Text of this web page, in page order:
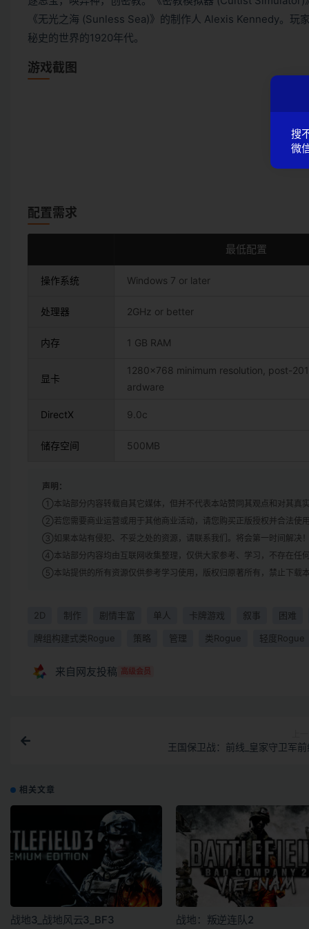
《无光之海 (Sunless Sea)》的制作人 Alexis Kennedy。玩
秘史的世界的1920年代。
游戏截图
配置需求
最低配置
操作系统 Windows 7 or later
处理器 2GHz or better
内存 1 GB RAM
显卡
1280×768 minimum resolution, post-
ardware
DirectX 9.0c
储存空间 500MB
声明：
①本站部分内容转载自其它媒体，但并不代表本站赞同其观点和对其真
②若您需要商业运营或用于其他商业活动，请您购买正版授权并合法使
③如果本站有侵犯、不妥之处的资源，请联系我们。将会第一时间解决
④本站部分内容均由互联网收集整理，仅供大家参考、学习，不存在任
⑤本站提供的所有资源仅供参考学习使用，版权归原著所有，禁止下载
2D 制作 剧情丰富 单人 卡牌游戏 叙事 困难
牌组构建式类Rogue 策略 管理 类Rogue 轻度Rogue
来自网友投稿 高级会员
王国保卫战：前线_皇家守卫军
相关文章
战地3_战地风云3_BF3 战地：叛逆连队2
搜
微